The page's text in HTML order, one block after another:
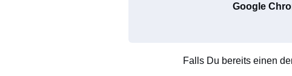
Google
Falls Du bereits einen